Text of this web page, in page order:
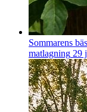
Sommarens
matlagning 29